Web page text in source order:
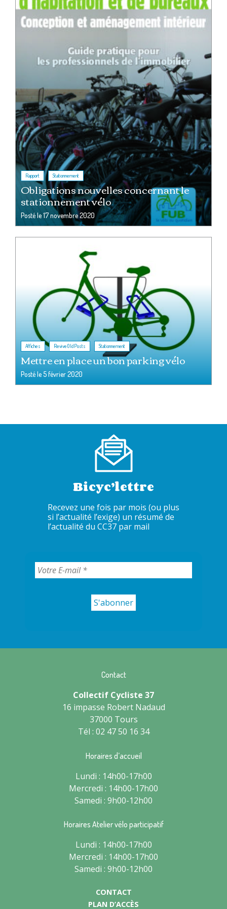
Rapport , Stationnement
Obligations nouvelles concernant le
stationnement vélo
Posté le17 novembre 2020
Affiches , ReviveOldPosts Stationnement
Mettre en place un bon parking vélo
Posté le5 février 2020
Bicyc’lettre
Recevez une fois par mois (ou plus
si l’actualité l’exige) un résumé de
l’actualité du CC37 par mail
Contact
Collectif Cycliste 37
16 impasse Robert Nadaud
37000 Tours
Tél : 02 47 50 16 34
Horaires d’accueil
Lundi : 14h00-17h00
Mercredi : 14h00-17h00
Samedi : 9h00-12h00
Horaires Atelier vélo participatif
Lundi : 14h00-17h00
Mercredi : 14h00-17h00
Samedi : 9h00-12h00
CONTACT
PLAN D’ACCÈS